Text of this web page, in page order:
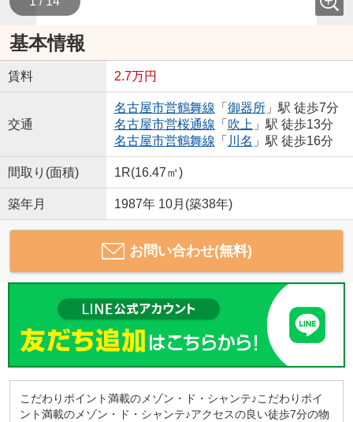
基本情報
賃料 2.7万円
交通
名古屋市営鶴舞線 「 御器所」駅 徒歩7分
名古屋市営桜通線 「 吹上 」駅 徒歩13分
名古屋市営鶴舞線 「 川名 」駅 徒歩16分
間取り(面積) 1R(16.47㎡)
築年月 1987年 10月(築38年)
お問い合わせ(無料)
こだわりポイント満載のメゾン・ド・シャンテ♪こだわりポイ
ント満載のメゾン・ド・シャンテ♪アクセスの良い徒歩7分の物